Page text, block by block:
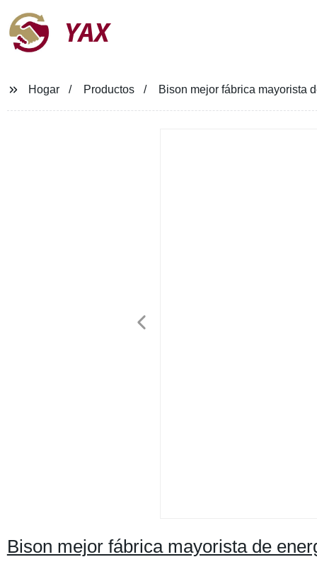
YAX
Hogar Productos Bison mejor fábrica mayorista
Bison mejor fábrica mayorista de